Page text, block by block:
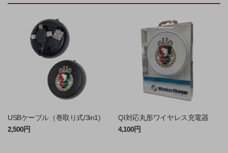
USBケーブル（巻取り式/3in1)
2,500円
QI対応丸形ワイヤレス充電器
4,100円